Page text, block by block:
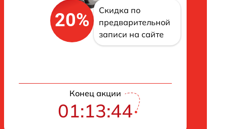
20%
Скидка по
предварительной
записи на сайте
Конец акции
01:13:43